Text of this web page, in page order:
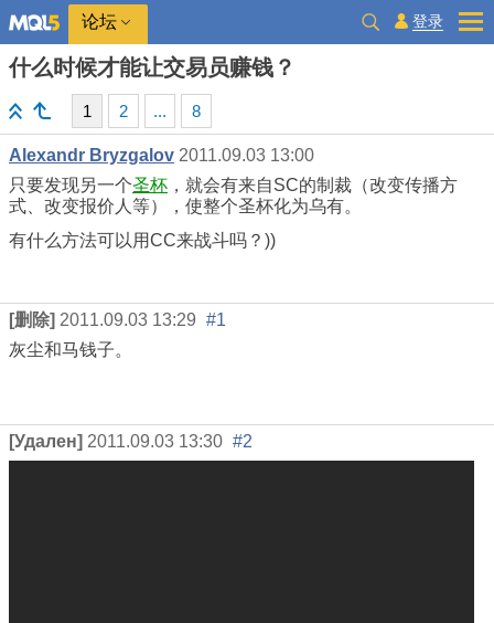
论坛 登录
什么时候才能让交易员赚钱？
1 2 ... 8
Alexandr Bryzgalov 2011.09.03 13:00
只要发现另一个圣杯 ，就会有来自SC的制裁（改变传播方
式、改变报价人等），使整个圣杯化为乌有。
有什么方法可以用CC来战斗吗？))
[删除] 2011.09.03 13:29 #1
灰尘和马钱子。
[Удален] 2011.09.03 13:30 #2